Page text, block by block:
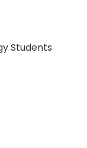
Students